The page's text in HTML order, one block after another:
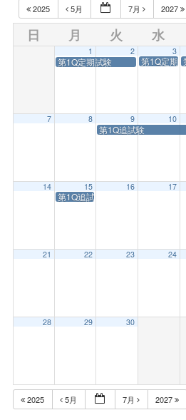
2025 5月 7月 2027
日 月 火 水
1
第1Q定期試験
2 3
第1Q定期
7 8 9
第1Q追試験
10
14 15
第1Q追試験
16 17
21 22 23 24
28 29 30
2025 5月 7月 2027